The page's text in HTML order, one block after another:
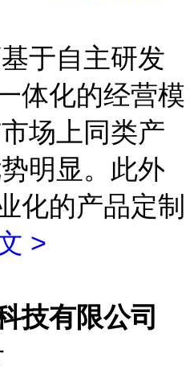
于自主研发
化的经营模
场上同类产
明显。此外
化的产品定制
>
技有限公司